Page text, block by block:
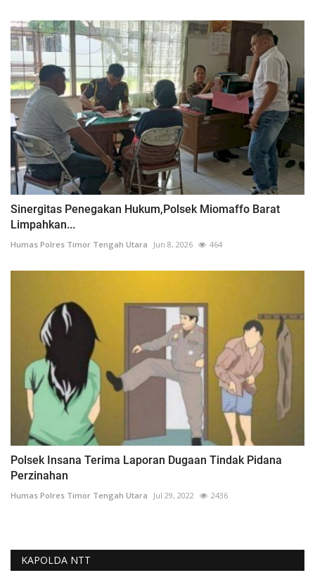
Sinergitas Penegakan Hukum,Polsek Miomaffo Barat
Limpahkan...
Humas Polres Timor Tengah Utara Jun 8, 2026 464
Polsek Insana Terima Laporan Dugaan Tindak Pidana
Perzinahan
Humas Polres Timor Tengah Utara Jul 29, 2022 2436
KAPOLDA NTT